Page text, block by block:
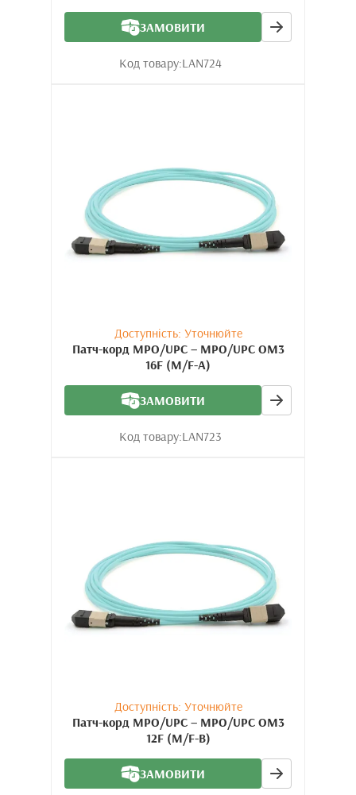
ЗАМОВИТИ
Код товару:LAN724
Доступність: Уточнюйте
Патч-корд MPO/UPC – MPO/UPC OM3
16F (M/F-A)
ЗАМОВИТИ
Код товару:LAN723
Доступність: Уточнюйте
Патч-корд MPO/UPC – MPO/UPC OM3
12F (M/F-B)
ЗАМОВИТИ